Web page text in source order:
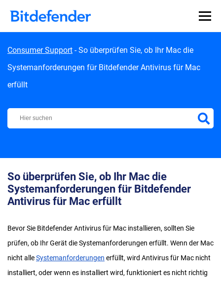
Consumer Support -So überprüfen Sie, ob Ihr Mac die
Systemanforderungen für Bitdefender Antivirus für Mac
erfüllt
Bitdefender Support Center
So überprüfen Sie, ob Ihr Mac die
Systemanforderungen für Bitdefender
Antivirus für Mac erfüllt
Bevor Sie Bitdefender Antivirus für Mac installieren, sollten Sie
prüfen, ob Ihr Gerät die Systemanforderungen erfüllt. Wenn der Mac
nicht alleSystemanforderungen erfüllt, wird Antivirus für Mac nicht
installiert, oder wenn es installiert wird, funktioniert es nicht richtig